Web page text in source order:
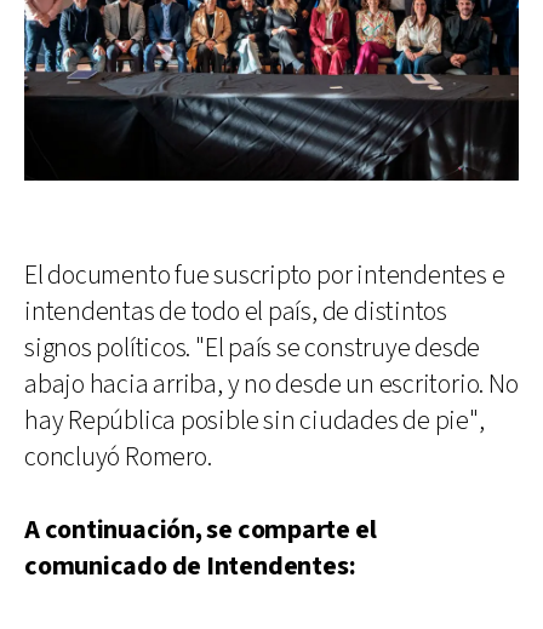
El documento fue suscripto por intendentes e
intendentas de todo el país, de distintos
signos políticos. "El país se construye desde
abajo hacia arriba, y no desde un escritorio. No
hay República posible sin ciudades de pie",
concluyó Romero.
A continuación, se comparte el
comunicado de Intendentes: